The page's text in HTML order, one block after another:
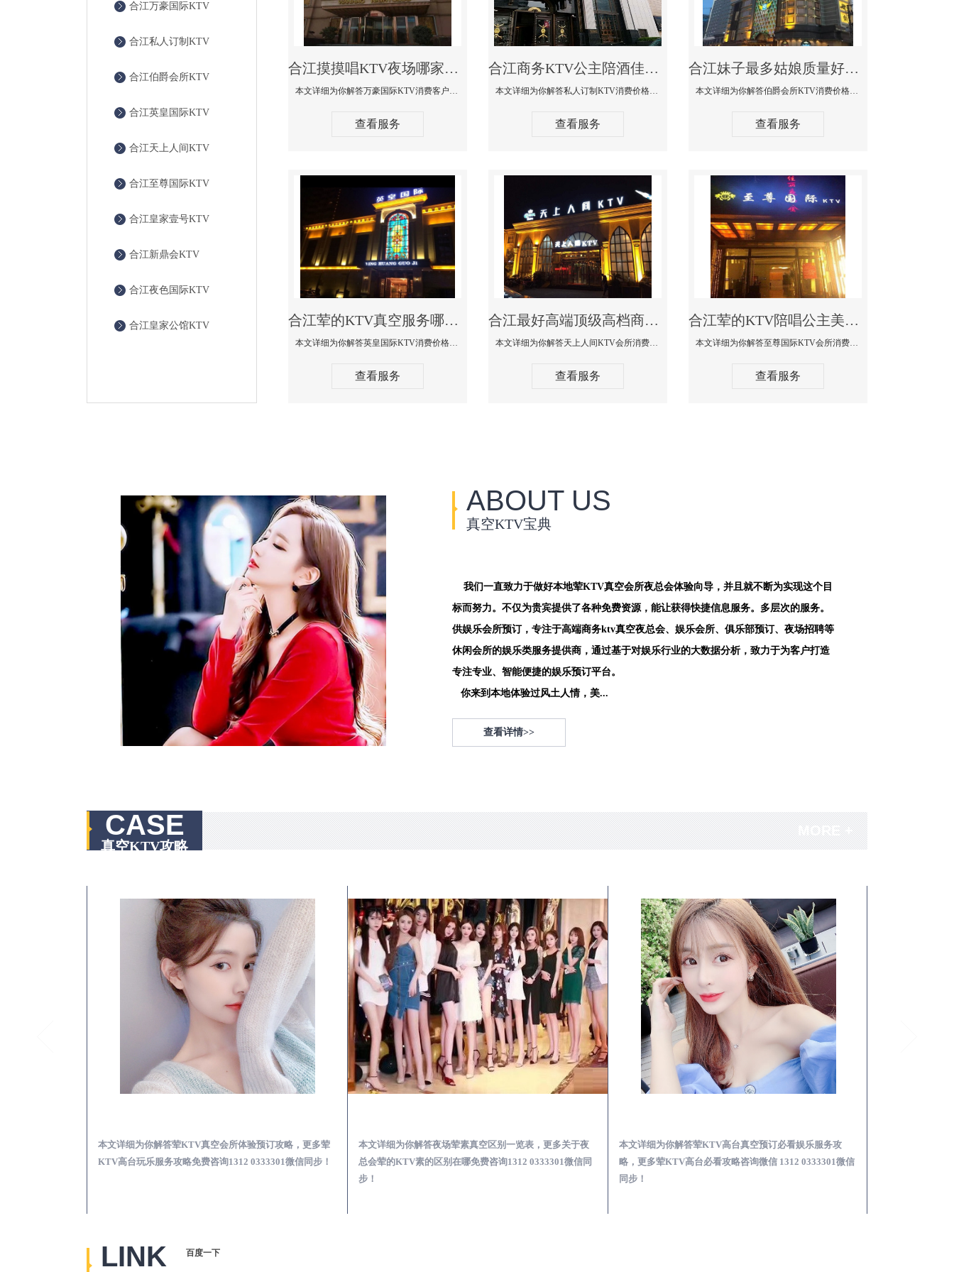
合江万豪国际KTV
合江私人订制KTV
合江伯爵会所KTV
合江英皇国际KTV
合江天上人间KTV
合江至尊国际KTV
合江皇家壹号KTV
合江新鼎会KTV
合江夜色国际KTV
合江皇家公馆KTV
合江摸摸唱KTV夜场哪家好玩开放-万豪国际KTV消费客户点评
本文详细为你解答万豪国际KTV消费客户点评，更多关于摸摸唱KTV夜场哪家好玩开放咨询1312 0333301微信同步！
查看服务
合江商务KTV公主陪酒佳丽漂亮哪家多-私人订制KTV消费价格口碑点评
本文详细为你解答私人订制KTV消费价格口碑点评，更多关于商务KTV公主陪酒佳丽漂亮哪家多免费咨询1312 0333301微信同步！
查看服务
合江妹子最多姑娘质量好的真空夜总会KTV-伯爵会所KTV消费点评
本文详细为你解答伯爵会所KTV消费价格点评，更多关于妹子最多姑娘质量好的真空夜总会KTV免费咨询1312 0333301微信同步！
查看服务
合江荤的KTV真空服务哪家好-英皇国际KTV消费价格口碑点评
本文详细为你解答英皇国际KTV消费价格点评，更多关于荤的KTV真空服务哪家好免费咨询1312 0333301微信同步！
查看服务
合江最好高端顶级高档商务KTV夜总会-天上人间KTV消费点评
本文详细为你解答天上人间KTV会所消费价格点评，更多关于最好高端顶级高档商务KTV夜总会免费咨询1312 0333301微信同步！
查看服务
合江荤的KTV陪唱公主美女哪家最多-至尊国际KTV会所消费价格
本文详细为你解答至尊国际KTV会所消费价格点评，更多关于荤的KTV陪唱公主美女哪家最多免费咨询1312 0333301微信同步！
查看服务
ABOUT US
真空KTV宝典
我们一直致力于做好本地荤KTV真空会所夜总会体验向导，并且就不断为实现这个目
标而努力。不仅为贵宾提供了各种免费资源，能让获得快捷信息服务。多层次的服务。
供娱乐会所预订，专注于高端商务ktv真空夜总会、娱乐会所、俱乐部预订、夜场招聘等
休闲会所的娱乐类服务提供商，通过基于对娱乐行业的大数据分析，致力于为客户打造
专注专业、智能便捷的娱乐预订平台。
你来到本地体验过风土人情，美...
查看详情>>
CASE
真空KTV攻略
本文详细为你解答荤KTV真空会所体验预订攻略，更多荤
KTV高台玩乐服务攻略免费咨询1312 0333301微信同步！
本文详细为你解答夜场荤素真空区别一览表，更多关于夜
总会荤的KTV素的区别在哪免费咨询1312 0333301微信同
步！
本文详细为你解答荤KTV高台真空预订必看娱乐服务攻
略，更多荤KTV高台必看攻略咨询微信 1312 0333301微信
同步！
LINK 百度一下